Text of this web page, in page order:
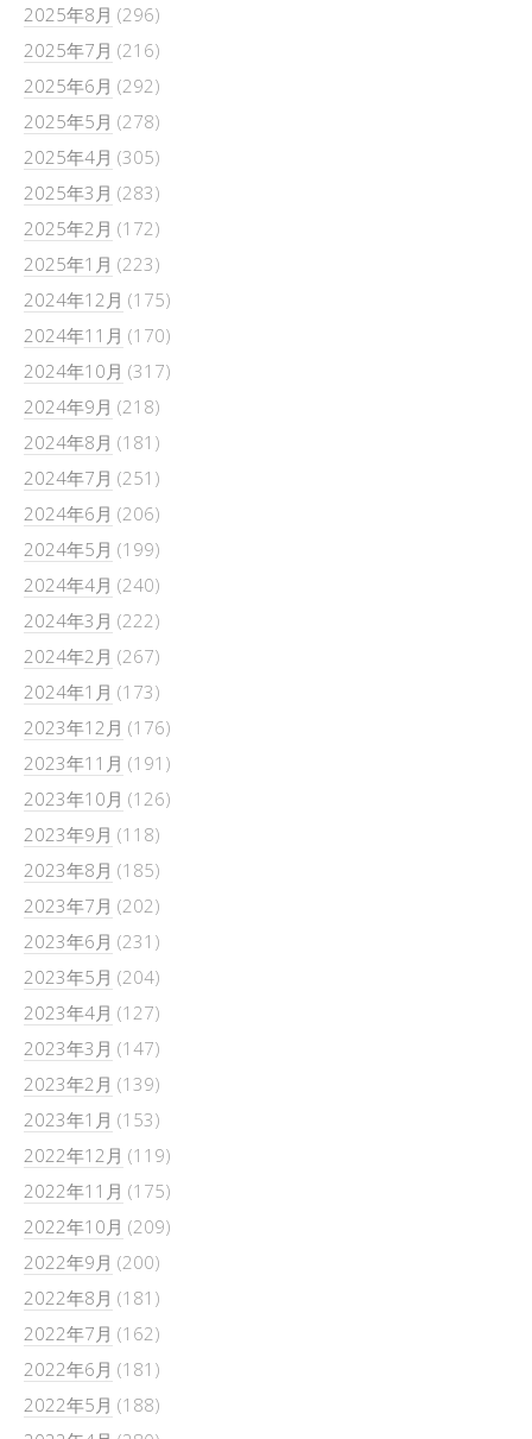
2025年8月 (296)
2025年7月 (216)
2025年6月 (292)
2025年5月 (278)
2025年4月 (305)
2025年3月 (283)
2025年2月 (172)
2025年1月 (223)
2024年12月 (175)
2024年11月 (170)
2024年10月 (317)
2024年9月 (218)
2024年8月 (181)
2024年7月 (251)
2024年6月 (206)
2024年5月 (199)
2024年4月 (240)
2024年3月 (222)
2024年2月 (267)
2024年1月 (173)
2023年12月 (176)
2023年11月 (191)
2023年10月 (126)
2023年9月 (118)
2023年8月 (185)
2023年7月 (202)
2023年6月 (231)
2023年5月 (204)
2023年4月 (127)
2023年3月 (147)
2023年2月 (139)
2023年1月 (153)
2022年12月 (119)
2022年11月 (175)
2022年10月 (209)
2022年9月 (200)
2022年8月 (181)
2022年7月 (162)
2022年6月 (181)
2022年5月 (188)